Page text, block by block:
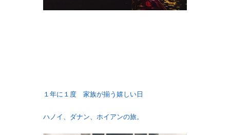
１年に１度 家族が揃う嬉しい日
ハノイ、ダナン、ホイアンの旅。